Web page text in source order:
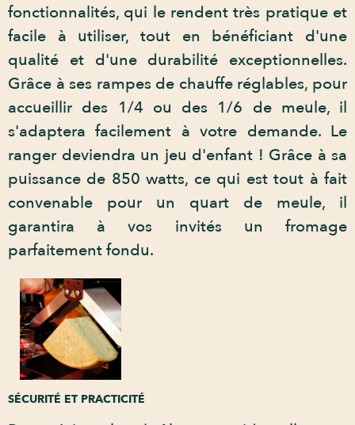
fonctionnalités, qui le rendent très pratique et
facile à utiliser, tout en bénéficiant d'une
qualité et d'une durabilité exceptionnelles.
Grâce à ses rampes de chauffe réglables, pour
accueillir des 1/4 ou des 1/6 de meule, il
s'adaptera facilement à votre demande. Le
ranger deviendra un jeu d'enfant ! Grâce à sa
puissance de 850 watts, ce qui est tout à fait
convenable pour un quart de meule, il
garantira à vos invités un fromage
parfaitement fondu.
SÉCURITÉ ET PRACTICITÉ